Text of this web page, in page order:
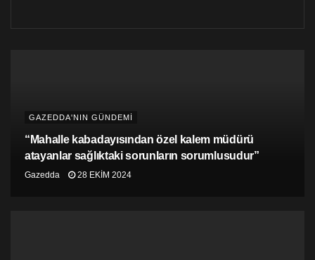
GAZEDDA'NIN GÜNDEMİ
“Mahalle kabadayısından özel kalem müdürü
atayanlar sağlıktaki sorunların sorumlusudur”
Gazedda 28 EKIM 2024